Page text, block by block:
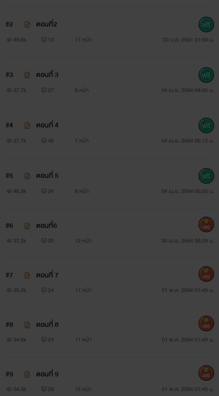
Alex
#มีคำหยาบคายเน้อ...ไม่ค่อยสุภาพ
#2 ตอนที่2
49.6k 13 11 หน้า 03 ม.ค. 2561 01:56 น.
#3 ตอนที่ 3
37.7k 27 8 หน้า 04 เม.ย. 2564 04:45 น.
#4 ตอนที่ 4
37.7k 48 7 หน้า 04 เม.ย. 2564 05:12 น.
#5 ตอนที่ 5
46.3k 24 8 หน้า 04 เม.ย. 2564 05:20 น.
#6 ตอนที่6
37.2k 20 12 หน้า 30 เม.ย. 2564 08:29 น.
400
#7 ตอนที่ 7
36.2k 24 11 หน้า 01 พ.ค. 2564 01:49 น.
400
#8 ตอนที่ 8
34.6k 24 11 หน้า 01 พ.ค. 2564 01:49 น.
400
#9 ตอนที่ 9
34.3k 29 15 หน้า 01 พ.ค. 2564 01:49 น.
400